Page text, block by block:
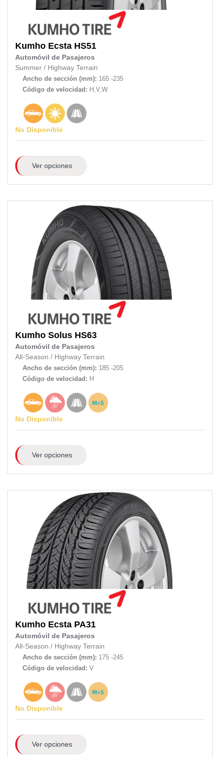
Kumho Ecsta HS51
Automóvil de Pasajeros
Summer / Highway Terrain
Ancho de sección (mm): 165 -235
Código de velocidad: H,V,W
No Disponible
Ver opciones
Kumho Solus HS63
Automóvil de Pasajeros
All-Season / Highway Terrain
Ancho de sección (mm): 185 -205
Código de velocidad: H
No Disponible
Ver opciones
Kumho Ecsta PA31
Automóvil de Pasajeros
All-Season / Highway Terrain
Ancho de sección (mm): 175 -245
Código de velocidad: V
No Disponible
Ver opciones